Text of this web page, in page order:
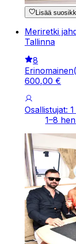
Lisää
Meriretki
Tallinna
8
Erinomainen(
600,00 €
Osallistujat:
1–8